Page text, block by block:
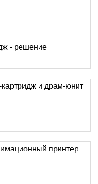
- решение
картридж и драм-юнит
принтер